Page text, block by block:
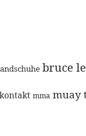
bruce
mma muay